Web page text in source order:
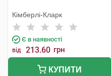
Кімберлі-Кларк
Є в наявності
від 213.60 грн
КУПИТИ